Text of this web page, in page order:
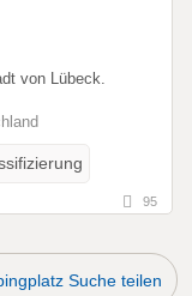
von Lübeck.
95
Suche teilen